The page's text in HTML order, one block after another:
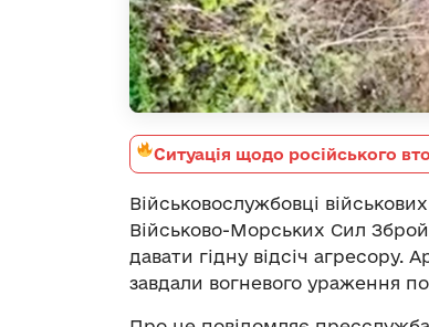
Ситуація щодо російського
Військовослужбовці
Військово-Морських Сил
давати гідну відсіч агресору.
завдали вогневого ураження